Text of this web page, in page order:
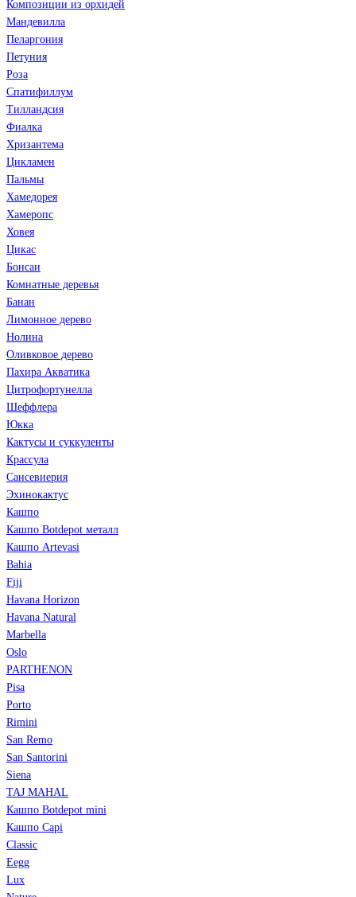
Композиции из орхидей
Мандевилла
Пеларгония
Петуния
Роза
Спатифиллум
Тилландсия
Фиалка
Хризантема
Цикламен
Пальмы
Хамедорея
Хамеропс
Ховея
Цикас
Бонсаи
Комнатные деревья
Банан
Лимонное дерево
Нолина
Оливковое дерево
Пахира Акватика
Цитрофортунелла
Шеффлера
Юкка
Кактусы и суккуленты
Крассула
Сансевиерия
Эхинокактус
Кашпо
Кашпо Botdepot металл
Кашпо Artevasi
Bahia
Fiji
Havana Horizon
Havana Natural
Marbella
Oslo
PARTHENON
Pisa
Porto
Rimini
San Remo
San Santorini
Siena
TAJ MAHAL
Кашпо Botdepot mini
Кашпо Capi
Classic
Eegg
Lux